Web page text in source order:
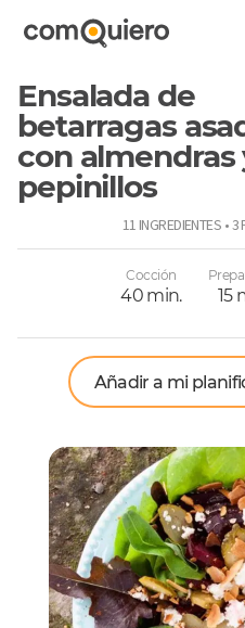
Ensalada de
betarragas
con almendras
pepinillos
11 INGREDIENTES •
Cocción
40 min. 15
Añadir a mi